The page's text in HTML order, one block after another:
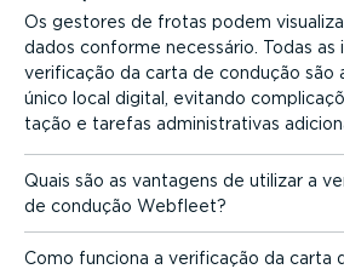
Os gestores de frotas podem
dados conforme necessário. Todas as
verificação da carta de condução são
único local digital, evitando
tação e tarefas adminis­tra­tivas
Quais são as vantagens de utilizar a
de condução Webfleet?
Como funciona a verificação da carta